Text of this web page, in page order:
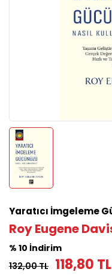
Yaratıcı İmgeleme
Roy Eugene
% 10 İndirim
132,00 TL 118,80 TL